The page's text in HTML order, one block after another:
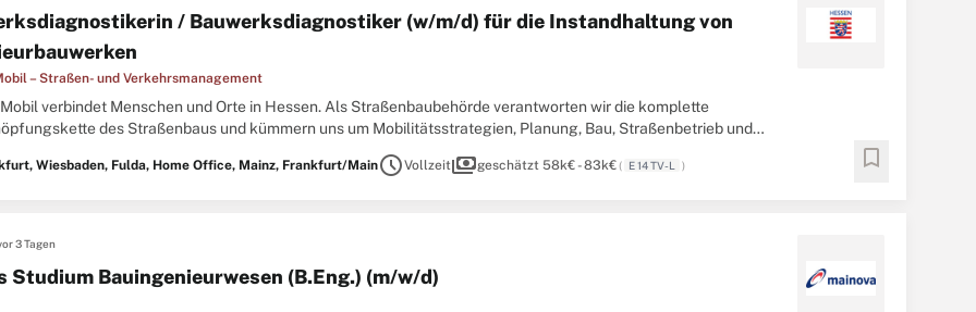
/ Bauwerksdiagnostiker (w/m/d) für die Instandhaltung von
– Straßen- und Verkehrsmanagement
verbindet Menschen und Orte in Hessen. Als Straßenbaubehörde verantworten wir die komplette
des Straßenbaus und kümmern uns um Mobilitätsstrategien, Planung, Bau, Straßenbetrieb und
Wiesbaden, Fulda, Home Office, Mainz, Frankfurt/MainscheduleVollzeitpaymentsgeschätzt 58k€ - 83k€( E 14 TV-L ) bookmark
3 Tagen
Studium Bauingenieurwesen (B.Eng.) (m/w/d)